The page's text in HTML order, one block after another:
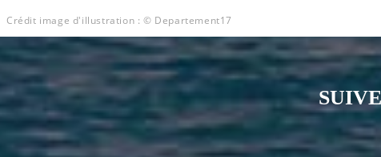
Crédit image d'illustration : © Departement17